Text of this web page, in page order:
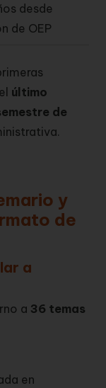
desde
de OEP
último
de
y
de
a
a 36 temas
en